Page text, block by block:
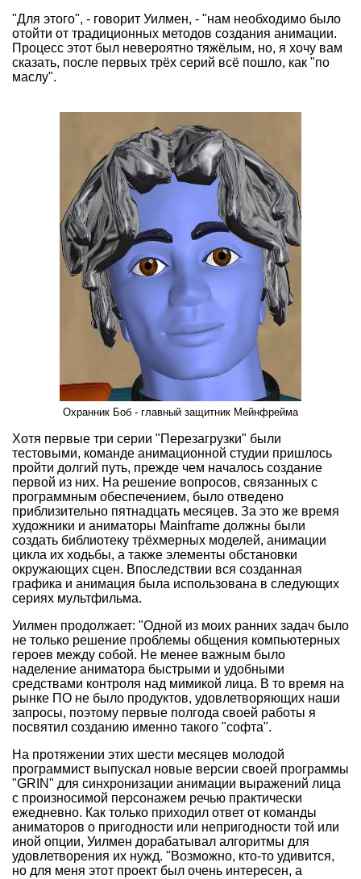
"Для этого", - говорит Уилмен, - "нам необходимо было
отойти от традиционных методов создания анимации.
Процесс этот был невероятно тяжёлым, но, я хочу вам
сказать, после первых трёх серий всё пошло, как "по
маслу".
Охранник Боб - главный защитник Мейнфрейма
Хотя первые три серии "Перезагрузки" были
тестовыми, команде анимационной студии пришлось
пройти долгий путь, прежде чем началось создание
первой из них. На решение вопросов, связанных с
программным обеспечением, было отведено
приблизительно пятнадцать месяцев. За это же время
художники и аниматоры Mainframe должны были
создать библиотеку трёхмерных моделей, анимации
цикла их ходьбы, а также элементы обстановки
окружающих сцен. Впоследствии вся созданная
графика и анимация была использована в следующих
сериях мультфильма.
Уилмен продолжает: "Одной из моих ранних задач было
не только решение проблемы общения компьютерных
героев между собой. Не менее важным было
наделение аниматора быстрыми и удобными
средствами контроля над мимикой лица. В то время на
рынке ПО не было продуктов, удовлетворяющих наши
запросы, поэтому первые полгода своей работы я
посвятил созданию именно такого "софта".
На протяжении этих шести месяцев молодой
программист выпускал новые версии своей программы
"GRIN" для синхронизации анимации выражений лица
с произносимой персонажем речью практически
ежедневно. Как только приходил ответ от команды
аниматоров о пригодности или непригодности той или
иной опции, Уилмен дорабатывал алгоритмы для
удовлетворения их нужд. "Возможно, кто-то удивится,
но для меня этот проект был очень интересен, а